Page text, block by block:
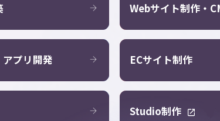
Webサイト制作・
プリ開発 ECサイト制作
Studio制作